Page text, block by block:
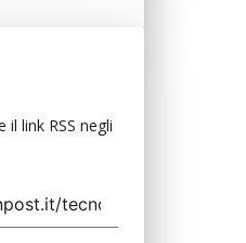
il link RSS negli